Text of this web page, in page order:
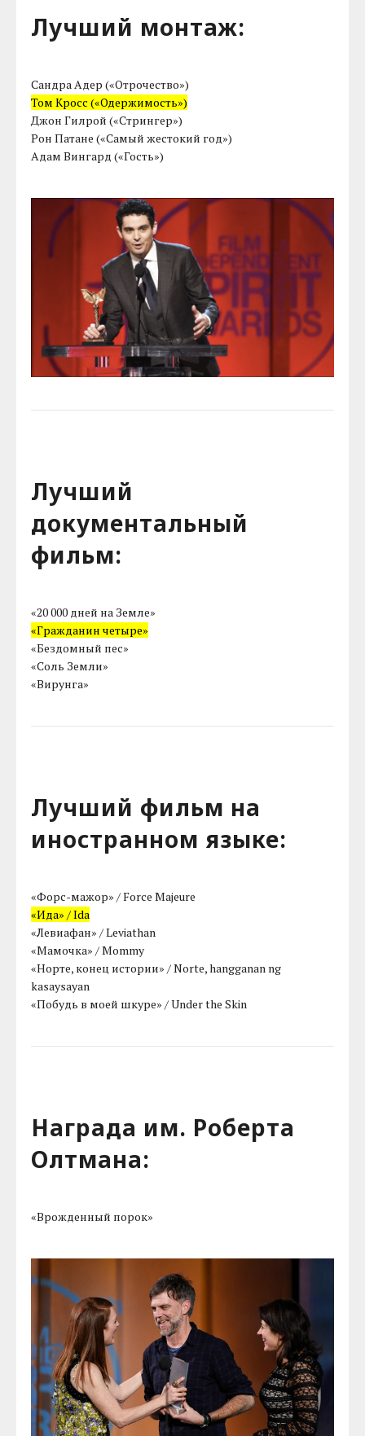
Лучший монтаж:
Сандра Адер («Отрочество»)
Том Кросс («Одержимость»)
Джон Гилрой («Стрингер»)
Рон Патане («Самый жестокий год»)
Адам Вингард («Гость»)
Лучший
документальный
фильм:
«20 000 дней на Земле»
«Гражданин четыре»
«Бездомный пес»
«Соль Земли»
«Вирунга»
Лучший фильм на
иностранном языке:
«Форс-мажор» / Force Majeure
«Ида» / Ida
«Левиафан» / Leviathan
«Мамочка» / Mommy
«Норте, конец истории» / Norte, hangganan ng
kasaysayan
«Побудь в моей шкуре» / Under the Skin
Награда им. Роберта
Олтмана:
«Врожденный порок»